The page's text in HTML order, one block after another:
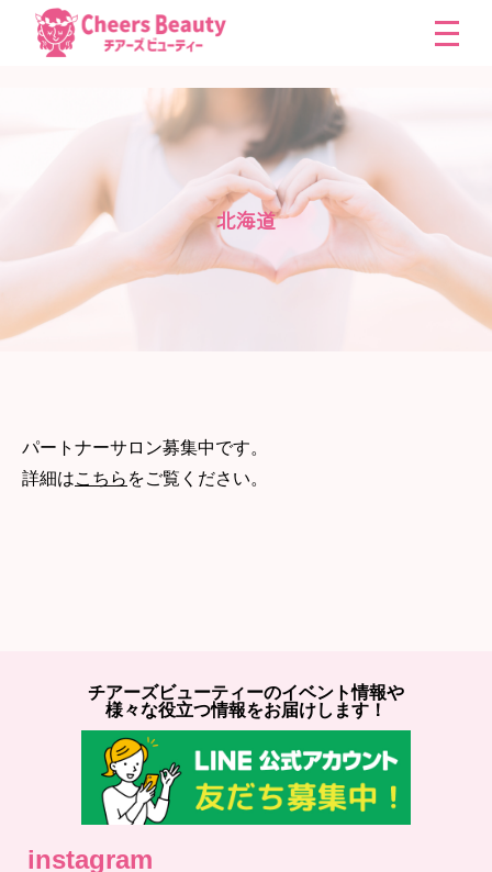
北海道
パートナーサロン募集中です。
詳細はこちら をご覧ください。
チアーズビューティーのイベント情報や
様々な役立つ情報をお届けします！
instagram